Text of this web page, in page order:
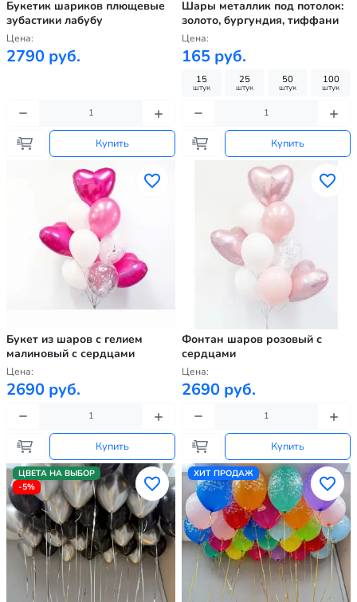
Букетик шариков плющевые
зубастики лабубу
Цена:
2790 руб.
Купить
Шары металлик под потолок:
золото, бургундия, тиффани
Цена:
165 руб.
15
штук
25
штук
50
штук
100
штук
Купить
Букет из шаров с гелием
малиновый с сердцами
Цена:
2690 руб.
Купить
Фонтан шаров розовый с
сердцами
Цена:
2690 руб.
Купить
ЦВЕТА НА ВЫБОР
-5%
ХИТ ПРОДАЖ